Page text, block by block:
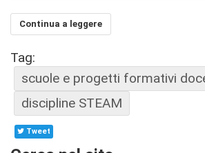
Continua a leggere
Tag:
scuole e progetti formativi
discipline STEAM
Tweet